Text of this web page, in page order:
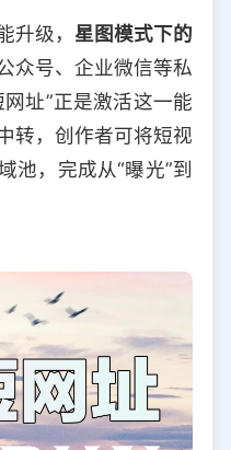
升级， 星图模式下的
众号、企业微信等私
址”正是激活这一能
转，创作者可将短视
池，完成从“曝光”到